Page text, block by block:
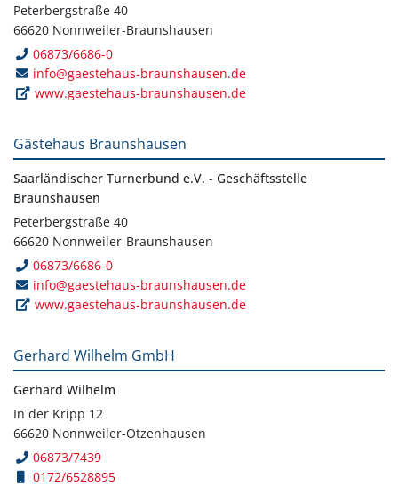
Peterbergstraße 40
66620 Nonnweiler-Braunshausen
06873/6686-0
info@gaestehaus-braunshausen.de
www.gaestehaus-braunshausen.de
Gästehaus Braunshausen
Saarländischer Turnerbund e.V. - Geschäftsstelle
Braunshausen
Peterbergstraße 40
66620 Nonnweiler-Braunshausen
06873/6686-0
info@gaestehaus-braunshausen.de
www.gaestehaus-braunshausen.de
Gerhard Wilhelm GmbH
Gerhard Wilhelm
In der Kripp 12
66620 Nonnweiler-Otzenhausen
06873/7439
0172/6528895